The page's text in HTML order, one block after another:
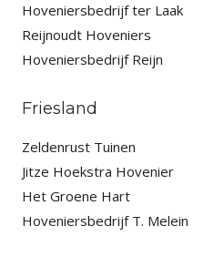
Hoveniersbedrijf ter Laak
Reijnoudt Hoveniers
Hoveniersbedrijf Reijn
Friesland
Zeldenrust Tuinen
Jitze Hoekstra Hovenier
Het Groene Hart
Hoveniersbedrijf T. Melein